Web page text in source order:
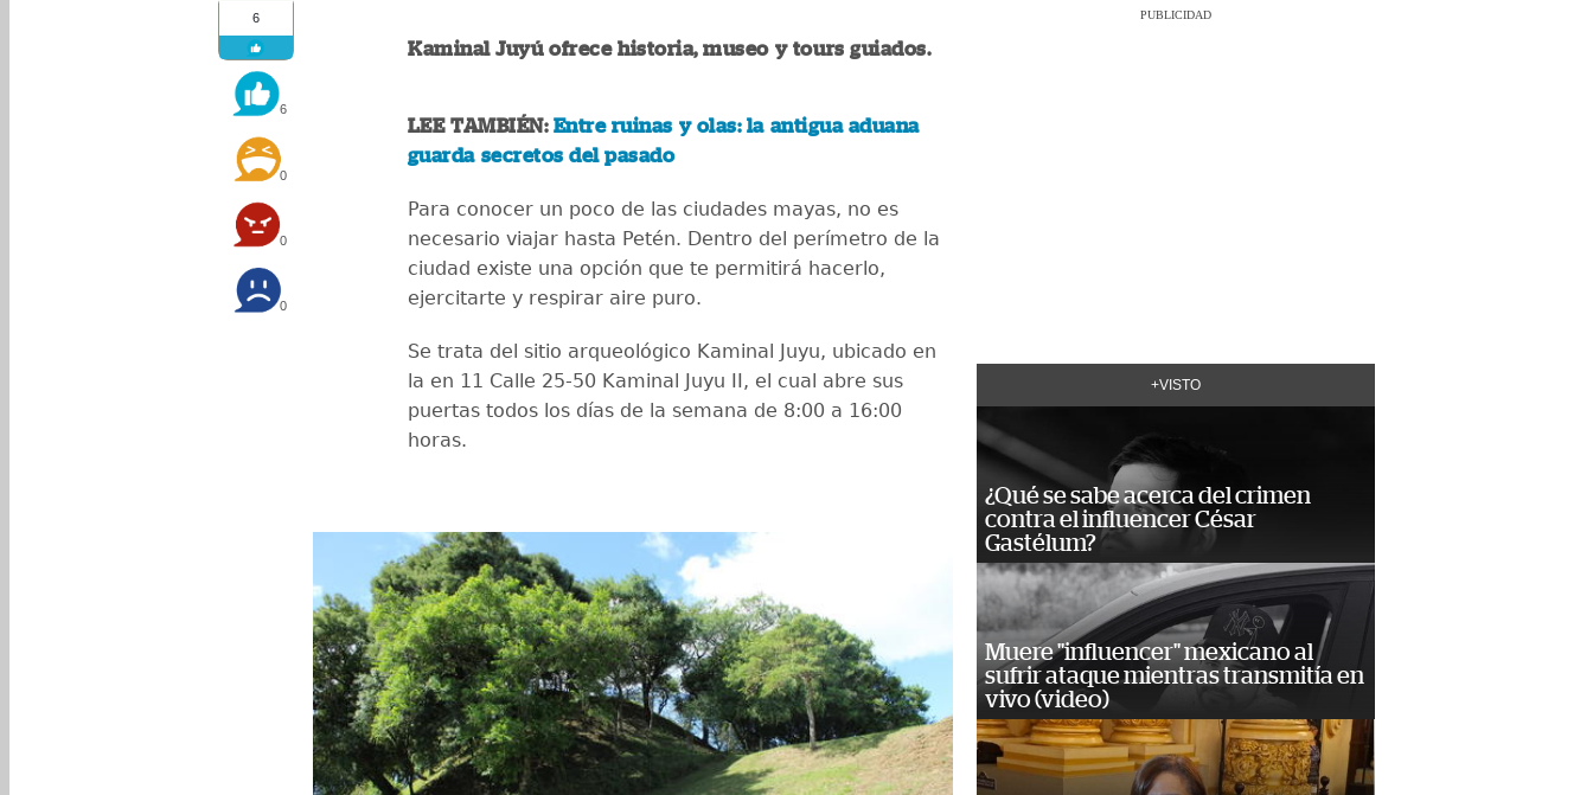
6
6
0
0
0
Kaminal Juyú ofrece historia, museo y tours guiados.
LEE TAMBIÉN: Entre ruinas y olas: la antigua aduana
guarda secretos del pasado
Para conocer un poco de las ciudades mayas, no es
necesario viajar hasta Petén. Dentro del perímetro de la
ciudad existe una opción que te permitirá hacerlo,
ejercitarte y respirar aire puro.
Se trata del sitio arqueológico Kaminal Juyu, ubicado en
la en 11 Calle 25-50 Kaminal Juyu II, el cual abre sus
puertas todos los días de la semana de 8:00 a 16:00
horas.
PUBLICIDAD
+VISTO
¿Qué se sabe acerca del crimen
contra el influencer César
Gastélum?
Muere "influencer" mexicano al
sufrir ataque mientras transmitía en
vivo (video)